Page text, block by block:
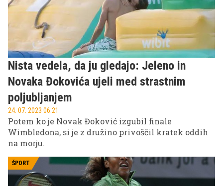
Nista vedela, da ju gledajo: Jeleno in
Novaka Đokovića ujeli med strastnim
poljubljanjem
24. 07. 2023 06.21
Potem ko je Novak Đoković izgubil finale
Wimbledona, si je z družino privoščil kratek oddih
na morju.
ŠPORT